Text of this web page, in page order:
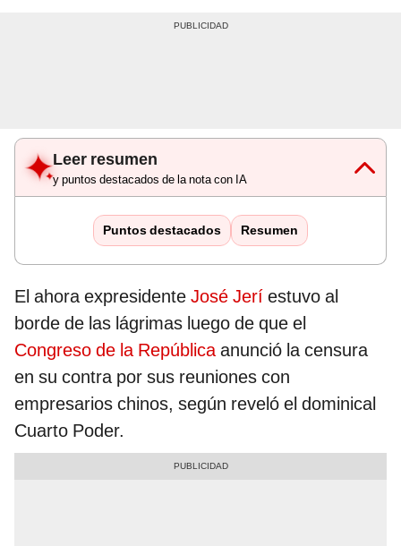
Leer resumen
y puntos destacados de la nota con IA
Puntos destacados Resumen
El ahora expresidente José Jerí estuvo al
borde de las lágrimas luego de que el
Congreso de la Repúblicaanunció la censura
en su contra por sus reuniones con
empresarios chinos, según reveló el dominical
Cuarto Poder.